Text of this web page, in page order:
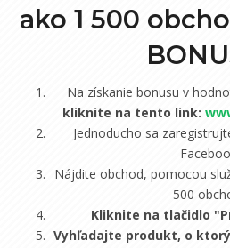
ako 1 500
Na získanie bonusu v
kliknite na tento link:
Jednoducho sa
Nájdite obchod, pomocou
500
Kliknite na tlačidlo
Vyhľadajte produkt, o